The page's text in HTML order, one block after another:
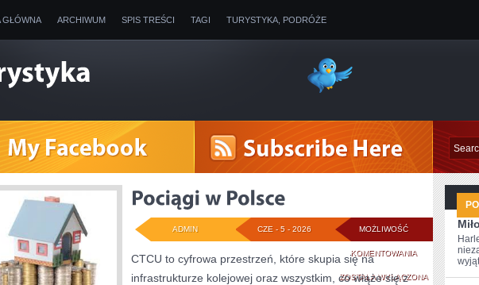
GŁÓWNA ARCHIWUM SPIS TREŚCI TAGI TURYSTYKA, PODRÓŻE
MOŻLIWOŚĆ
KOMENTOWANIAPOCIĄGI
W
ZOSTAŁA WYŁĄCZONA
CZE - 5 - 2026
ADMIN
CTCU to cyfrowa przestrzeń, które skupia się na
infrastrukturze kolejowej oraz wszystkim, co wiąże się z